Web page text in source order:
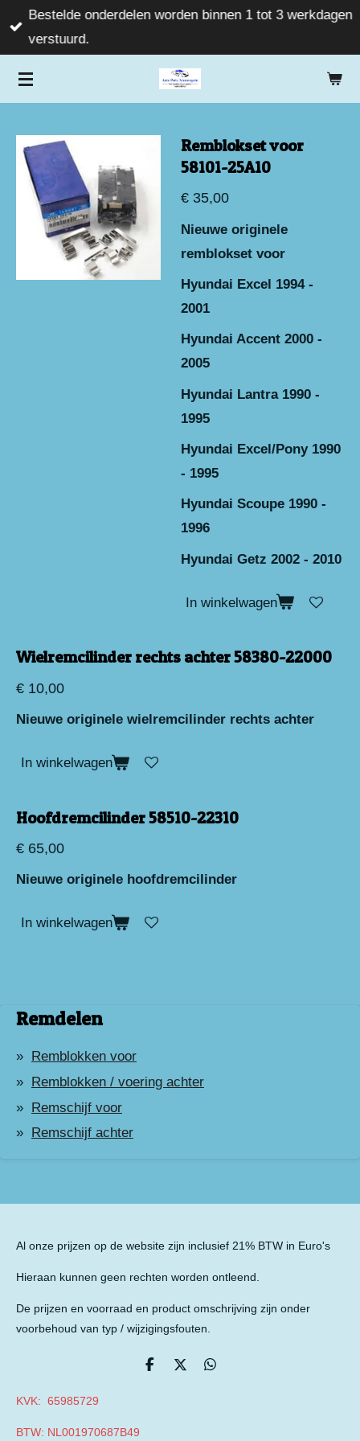
Ga
direct
de
Bestelde onderdelen worden binnen 1 tot 3 werkdagen
verstuurd.
Remblokset voor
58101-25A10
€ 35,00
Nieuwe originele
remblokset voor
Hyundai Excel 1994 -
2001
Hyundai Accent 2000 -
2005
Hyundai Lantra 1990 -
1995
Hyundai Excel/Pony 1990
- 1995
Hyundai Scoupe 1990 -
1996
Hyundai Getz 2002 - 2010
In winkelwagen
Wielremcilinder rechts achter 58380-22000
€ 10,00
Nieuwe originele wielremcilinder rechts achter
In winkelwagen
Hoofdremcilinder 58510-22310
€ 65,00
Nieuwe originele hoofdremcilinder
In winkelwagen
Remdelen
Remblokken voor
Remblokken / voering achter
Remschijf voor
Remschijf achter
Al onze prijzen op de website zijn inclusief 21% BTW in Euro's
Hieraan kunnen geen rechten worden ontleend.
De prijzen en voorraad en product omschrijving zijn onder
voorbehoud van typ / wijzigingsfouten.
D
D
D
KVK: 65985729
BTW: NL001970687B49